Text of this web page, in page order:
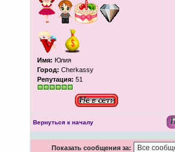
Имя: Юлия
Город: Cherkassy
Репутация: 51
Вернуться к началу
Показать сообщения за: